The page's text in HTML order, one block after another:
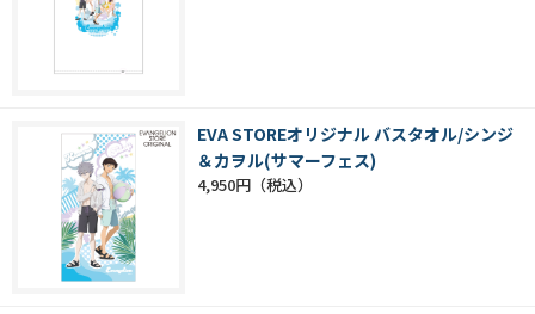
EVA STOREオリジナル バスタオル/シンジ
＆カヲル(サマーフェス)
4,950円